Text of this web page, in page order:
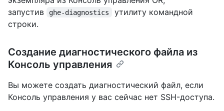
запустив
ghe-diagnostics
утилиту командной
строки.
Создание диагностического файла из
Консоль управления
Вы можете создать диагностический файл, если
Консоль управления у вас сейчас нет SSH-доступа.